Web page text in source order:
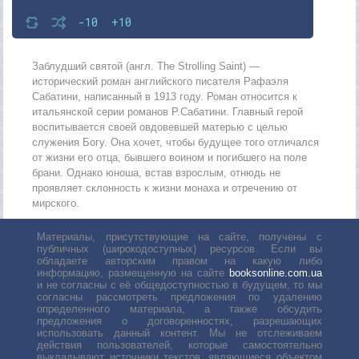
-10 +10
Заблудший святой (англ. The Strolling Saint) —
исторический роман английского писателя Рафаэля
Сабатини, написанный в 1913 году. Роман относится к
итальянской серии романов Р.Сабатини. Главный герой
воспитывается своей овдовевшей матерью с целью
служения Богу. Она хочет, чтобы будущее того отличался
от жизни его отца, бывшего воином и погибшего на поле
брани. Однако юноша, встав взрослым, отнюдь не
проявляет склонность к жизни монаха и отречению от
мирского.
Материалы, присутствующие на сайте, получены с
публичных (широкодоступных) ресурсов. Если вы
обладаете авторским правом на какую либо
информацию, размещенную на сайте booksonline.com.ua
и не согласны с её общедоступностью в будущем, то мы
согласны рассмотреть предложения по удалению
определенного материала, а также обсудить
предложения о договоренностях, разрешающих
использовать данный контент. Мы не отслеживаем
действия пользователей, которые самостоятельно